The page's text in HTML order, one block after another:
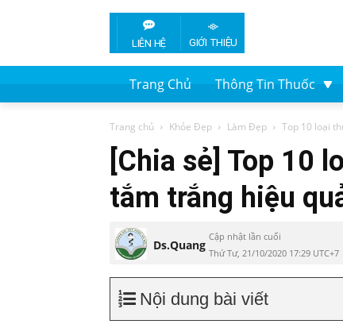
LIÊN HỆ GIỚI THIỆU
Trang Chủ Thông Tin Thuốc
Trang chủ Khỏe Đẹp Làm Đẹp Top 10 loại
[Chia sẻ] Top 10
tắm trắng hiệu
Ds.Quang
Cập nhật lần cuối
Thứ Tư, 21/10/2020 17:29 UTC+7
Nội dung bài viết